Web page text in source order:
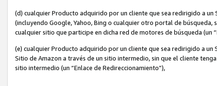
(d) cualquier Producto adquirido por un cliente que sea redirigido a
(incluyendo Google, Yahoo, Bing o cualquier otro portal de
cualquier sitio que participe en dicha red de motores de búsqueda (un
(e) cualquier Producto adquirido por un cliente que sea redirigido a un
Sitio de Amazon a través de un sitio intermedio, sin que el cliente
sitio intermedio (un “Enlace de Redireccionamiento”),